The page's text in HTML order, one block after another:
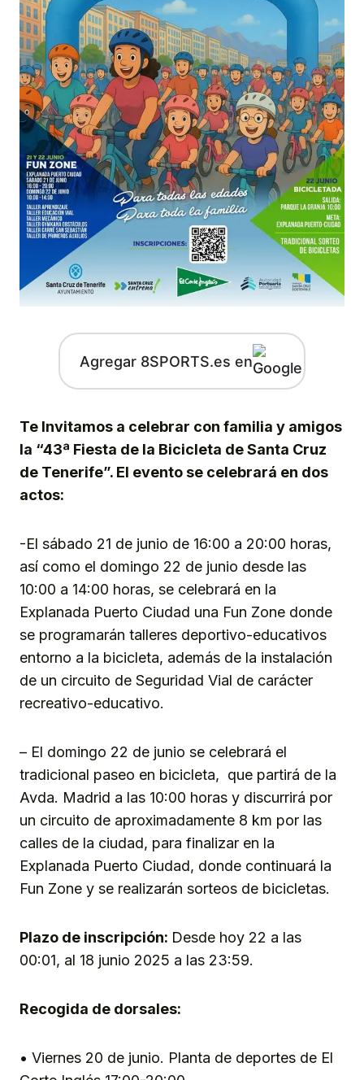
Agregar 8SPORTS.es en
Te Invitamos a celebrar con familia y amigos
la “43ª Fiesta de la Bicicleta de Santa Cruz
de Tenerife”. El evento se celebrará en dos
actos:
-El sábado 21 de junio de 16:00 a 20:00 horas,
así como el domingo 22 de junio desde las
10:00 a 14:00 horas, se celebrará en la
Explanada Puerto Ciudad una Fun Zone donde
se programarán talleres deportivo-educativos
entorno a la bicicleta, además de la instalación
de un circuito de Seguridad Vial de carácter
recreativo-educativo.
– El domingo 22 de junio se celebrará el
tradicional paseo en bicicleta, que partirá de la
Avda. Madrid a las 10:00 horas y discurrirá por
un circuito de aproximadamente 8 km por las
calles de la ciudad, para finalizar en la
Explanada Puerto Ciudad, donde continuará la
Fun Zone y se realizarán sorteos de bicicletas.
Plazo de inscripción: Desde hoy 22 a las
00:01, al 18 junio 2025 a las 23:59.
Recogida de dorsales:
• Viernes 20 de junio. Planta de deportes de El